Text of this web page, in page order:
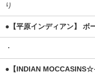
り
●【平原インディアン】 ボ
・
●【INDIAN MOCCASINS☆